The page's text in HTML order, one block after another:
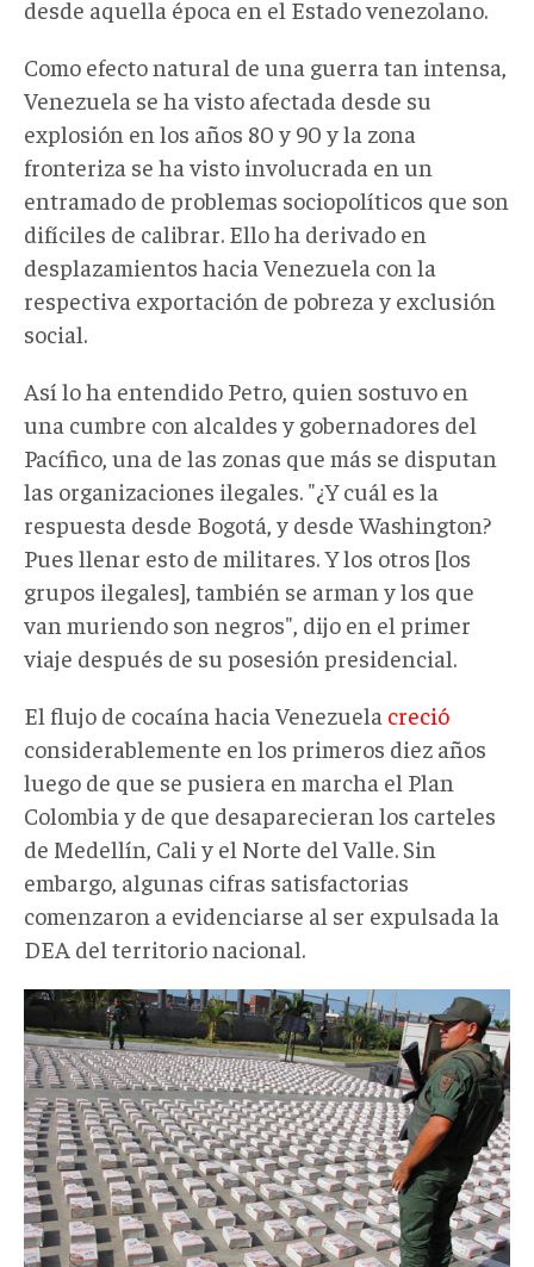
desde aquella época en el Estado venezolano.
Como efecto natural de una guerra tan intensa,
Venezuela se ha visto afectada desde su
explosión en los años 80 y 90 y la zona
fronteriza se ha visto involucrada en un
entramado de problemas sociopolíticos que son
difíciles de calibrar. Ello ha derivado en
desplazamientos hacia Venezuela con la
respectiva exportación de pobreza y exclusión
social.
Así lo ha entendido Petro, quien sostuvo en
una cumbre con alcaldes y gobernadores del
Pacífico, una de las zonas que más se disputan
las organizaciones ilegales. "¿Y cuál es la
respuesta desde Bogotá, y desde Washington?
Pues llenar esto de militares. Y los otros [los
grupos ilegales], también se arman y los que
van muriendo son negros", dijo en el primer
viaje después de su posesión presidencial.
El flujo de cocaína hacia Venezuela creció
considerablemente en los primeros diez años
luego de que se pusiera en marcha el Plan
Colombia y de que desaparecieran los carteles
de Medellín, Cali y el Norte del Valle. Sin
embargo, algunas cifras satisfactorias
comenzaron a evidenciarse al ser expulsada la
DEA del territorio nacional.
guerratierra003.jpg